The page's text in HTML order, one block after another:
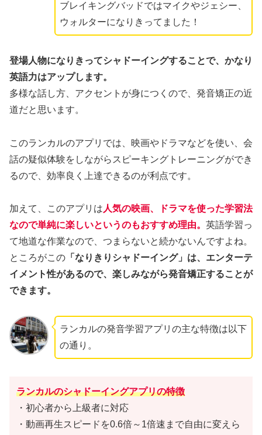
ブレイキングバッドではマイクやジェシー、
ウォルターになりきってました！
登場人物になりきってシャドーイングすることで、かなり
英語力はアップします。
多様な話し方、アクセントが身につくので、発音矯正の近
道だと思います。
このランカルのアプリでは、映画やドラマなどを使い、会
話の疑似体験をしながらスピーキングトレーニングができ
るので、効率良く上達できるのが利点です。
加えて、このアプリは 人気の映画、ドラマを使った学習法
なので単純に楽しいというのもおすすめ理由。 英語学習っ
て地道な作業なので、つまらないと続かないんですよね。
ところがこの 「なりきりシャドーイング」は、エンターテ
イメント性があるので、楽しみながら発音矯正することが
できます。
ランカルの発音学習アプリの主な特徴は以下
の通り。
ランカルのシャドーイングアプリの特徴
・初心者から上級者に対応
・動画再生スピードを0.6倍～1倍速まで自由に変えら